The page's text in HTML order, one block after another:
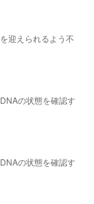
迎えられるよう不
の状態を確認す
の状態を確認す